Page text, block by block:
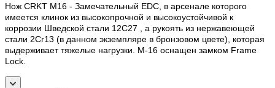
Нож CRKT M16 - Замечательный EDC, в арсенале которого
имеется клинок из высокопрочной и высокоустойчивой к
коррозии Шведской стали 12C27 , а рукоять из нержавеющей
стали 2Cr13 (в данном экземпляре в бронзовом цвете), которая
выдерживает тяжелые нагрузки. M-16 оснащен замком Frame
Lock.